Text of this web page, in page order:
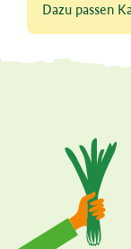
Dazu passen